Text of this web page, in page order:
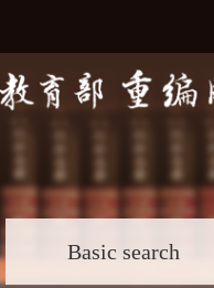
Basic search